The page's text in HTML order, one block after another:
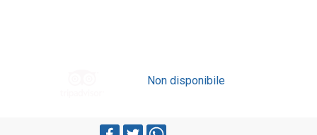
Non disponibile